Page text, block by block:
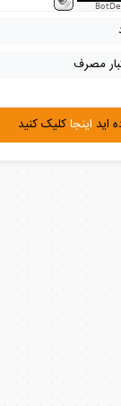
مصرف
اید اینجاکلیک کنید